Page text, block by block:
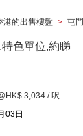
港的出售樓盤 > 屯門
色單位,約睇
3,034 / 呎
03日